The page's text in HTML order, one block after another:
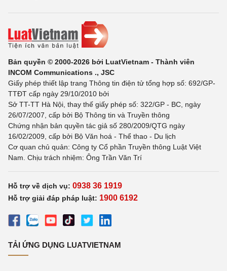
Bản quyền © 2000-2026 bởi LuatVietnam - Thành viên
INCOM Communications ., JSC
Giấy phép thiết lập trang Thông tin điện tử tổng hợp số: 692/GP-
TTĐT cấp ngày 29/10/2010 bởi
Sở TT-TT Hà Nội, thay thế giấy phép số: 322/GP - BC, ngày
26/07/2007, cấp bởi Bộ Thông tin và Truyền thông
Chứng nhận bản quyền tác giả số 280/2009/QTG ngày
16/02/2009, cấp bởi Bộ Văn hoá - Thể thao - Du lịch
Cơ quan chủ quản: Công ty Cổ phần Truyền thông Luật Việt
Nam. Chịu trách nhiệm: Ông Trần Văn Trí
Hỗ trợ về dịch vụ: 0938 36 1919
Hỗ trợ giải đáp pháp luật: 1900 6192
TẢI ỨNG DỤNG LUATVIETNAM